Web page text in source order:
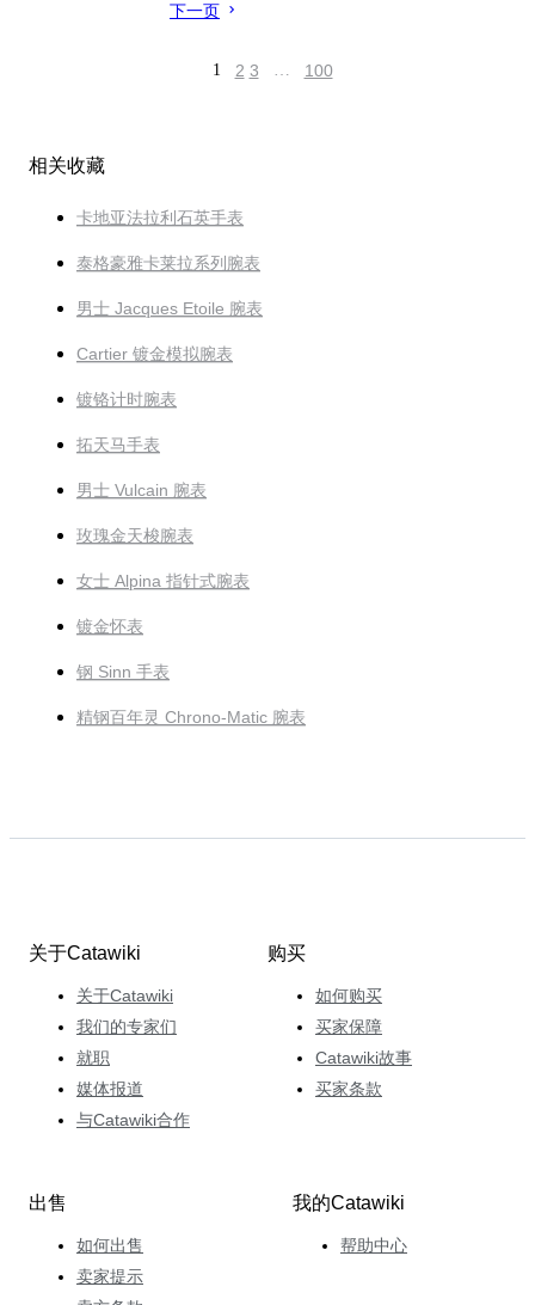
下一页
1 2 3 … 100
相关收藏
卡地亚法拉利石英手表
泰格豪雅卡莱拉系列腕表
男士 Jacques Etoile 腕表
Cartier 镀金模拟腕表
镀铬计时腕表
拓天马手表
男士 Vulcain 腕表
玫瑰金天梭腕表
女士 Alpina 指针式腕表
镀金怀表
钢 Sinn 手表
精钢百年灵 Chrono-Matic 腕表
关于Catawiki
关于Catawiki
我们的专家们
就职
媒体报道
与Catawiki合作
购买
如何购买
买家保障
Catawiki故事
买家条款
出售
如何出售
卖家提示
我的Catawiki
帮助中心